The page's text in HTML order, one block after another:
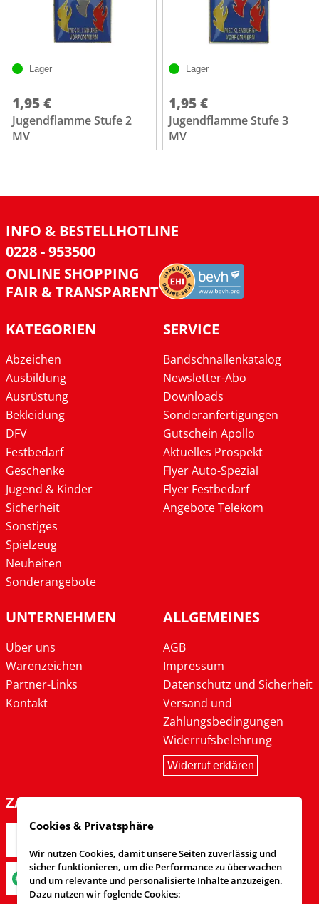
Lager
1,95 €
Jugendflamme Stufe 2
MV
Lager
1,95 €
Jugendflamme Stufe 3
MV
INFO & BESTELLHOTLINE
0228 - 953500
ONLINE SHOPPING
FAIR & TRANSPARENT
KATEGORIEN
Abzeichen
Ausbildung
Ausrüstung
Bekleidung
DFV
Festbedarf
Geschenke
Jugend & Kinder
Sicherheit
Sonstiges
Spielzeug
Neuheiten
Sonderangebote
SERVICE
Bandschnallenkatalog
Newsletter-Abo
Downloads
Sonderanfertigungen
Gutschein Apollo
Aktuelles Prospekt
Flyer Auto-Spezial
Flyer Festbedarf
Angebote Telekom
UNTERNEHMEN
Über uns
Warenzeichen
Partner-Links
Kontakt
ALLGEMEINES
AGB
Impressum
Datenschutz und Sicherheit
Versand und
Zahlungsbedingungen
Widerrufsbelehrung
Widerruf erklären
ZAHLARTEN
Cookies & Privatsphäre
Wir nutzen Cookies, damit unsere Seiten zuverlässig und
sicher funktionieren, um die Performance zu überwachen
und um relevante und personalisierte Inhalte anzuzeigen.
Dazu nutzen wir foglende Cookies: